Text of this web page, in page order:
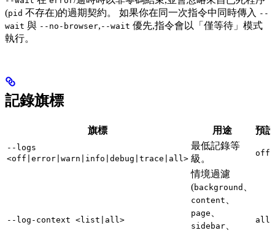
(pid 不存在)的過期契約。 如果你在同一次指令中同時傳入 --
wait 與 --no-browser, --wait 優先,指令會以「僅等待」模式
執行。
記錄旗標
旗標 用途 預
--logs
<off|error|warn|info|debug|trace|all>
最低記錄等
級。
off
--log-context <list|all>
情境過濾
(background
content
page
sidebar
all